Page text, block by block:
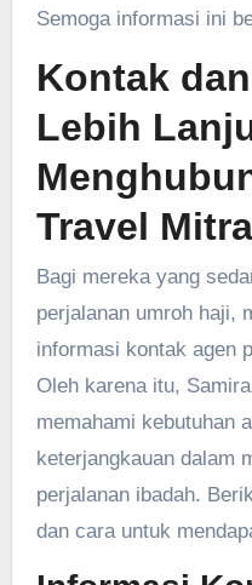
Semoga informasi ini
Kontak
Lebih
Travel
Bagi mereka yang
perjalanan umroh haji,
informasi kontak agen
Oleh karena itu,
memahami kebutuhan
keterjangkauan dalam
perjalanan ibadah.
dan cara untuk